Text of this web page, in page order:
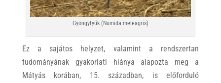
Gyöngytyúk (Numida meleagris)
Ez a sajátos helyzet, valamint a rendszertan
tudományának gyakorlati hiánya alapozta meg a
Mátyás korában, 15. században, is előforduló